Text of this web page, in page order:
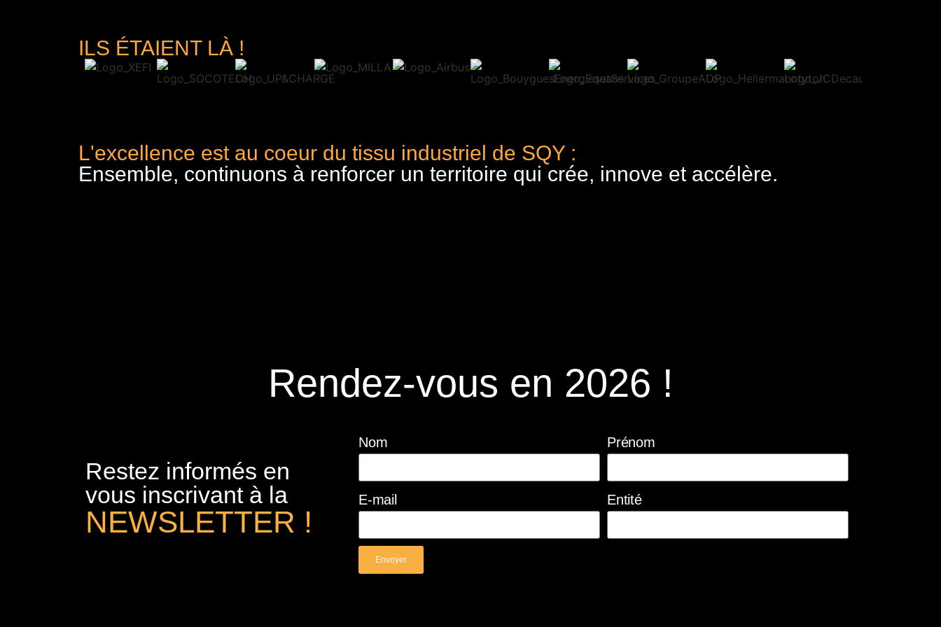
ILS ÉTAIENT LÀ !
L'excellence est au coeur du tissu industriel de SQY :
Ensemble, continuons à renforcer un territoire qui crée, innove et accélère.
Rendez-vous en 2026 !
Restez informés en
vous inscrivant à la
NEWSLETTER !
Nom Prénom
E-mail Entité
Envoyer